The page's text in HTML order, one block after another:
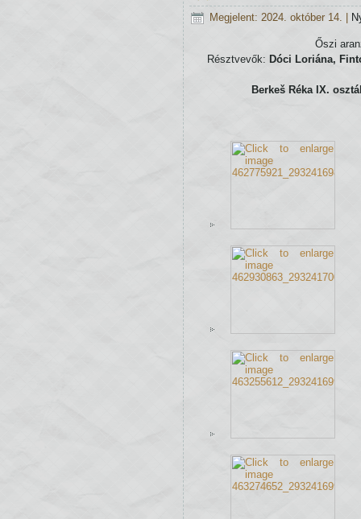
Megjelent: 2024. október 14.
Őszi
Résztvevők: Dóci Loriána,
Berkeš Réka IX.